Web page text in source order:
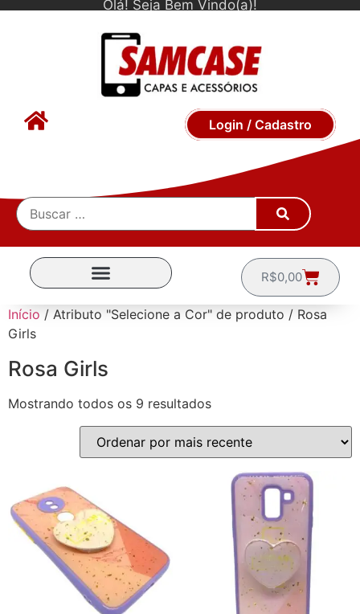
Olá! Seja Bem Vindo(a)!
Login / Cadastro
R$0,00
Início / Atributo "Selecione a Cor" de produto / Rosa
Girls
Rosa Girls
Mostrando todos os 9 resultados